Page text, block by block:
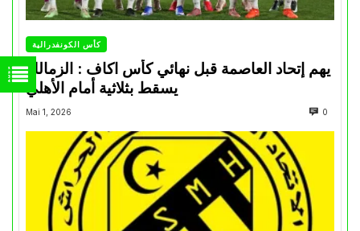
كأس الكونفدرالية
يهم إتحاد العاصمة قبل نهائي كأس اكاف : الزمالك
Mai 1, 2026 0